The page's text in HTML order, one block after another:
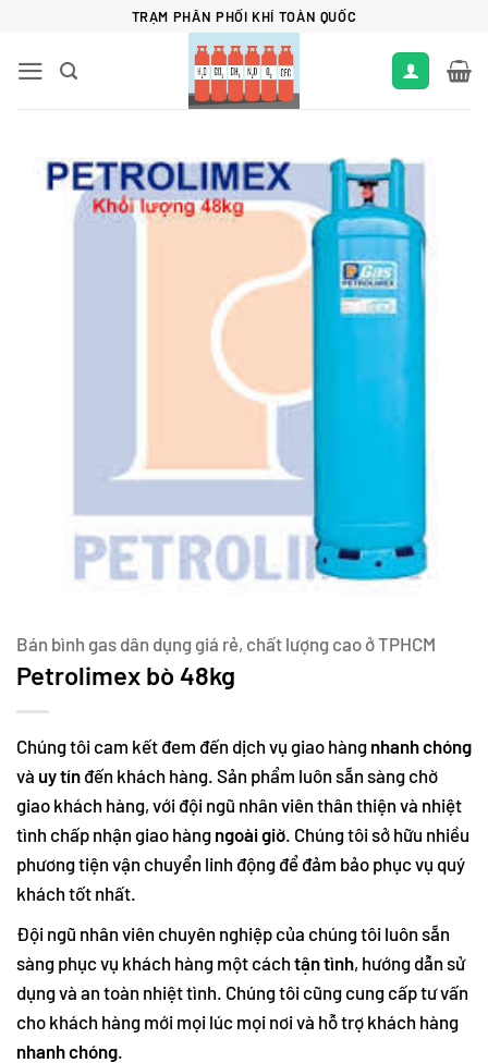
nội
TRẠM PHÂN PHỐI KHÍ TOÀN QUỐC
Bán bình gas dân dụng giá rẻ, chất lượng cao ở TPHCM
Petrolimex bò 48kg
Chúng tôi cam kết đem đến dịch vụ giao hàng nhanh chóng
và uy tín đến khách hàng. Sản phẩm luôn sẵn sàng chờ
giao khách hàng, với đội ngũ nhân viên thân thiện và nhiệt
tình chấp nhận giao hàng ngoài giờ. Chúng tôi sở hữu nhiều
phương tiện vận chuyển linh động để đảm bảo phục vụ quý
khách tốt nhất.
Đội ngũ nhân viên chuyên nghiệp của chúng tôi luôn sẵn
sàng phục vụ khách hàng một cách tận tình, hướng dẫn sử
dụng và an toàn nhiệt tình. Chúng tôi cũng cung cấp tư vấn
cho khách hàng mới mọi lúc mọi nơi và hỗ trợ khách hàng
nhanh chóng.